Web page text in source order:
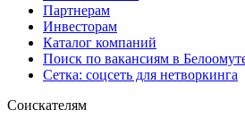
Партнерам
Инвесторам
Каталог компаний
Поиск по вакансиям в
Сетка: соцсеть для нетворкинга
Соискателям